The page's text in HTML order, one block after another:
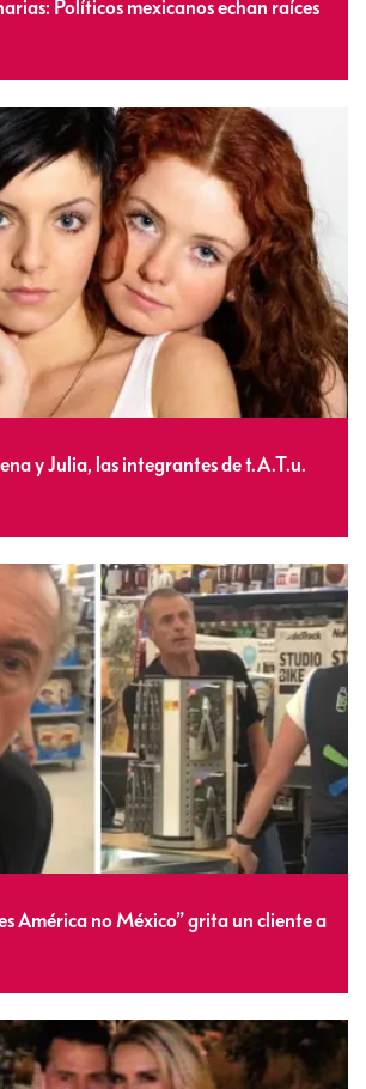
Políticos mexicanos echan raíces
y Julia, las integrantes de t.A.T.u.
América no México” grita un cliente a